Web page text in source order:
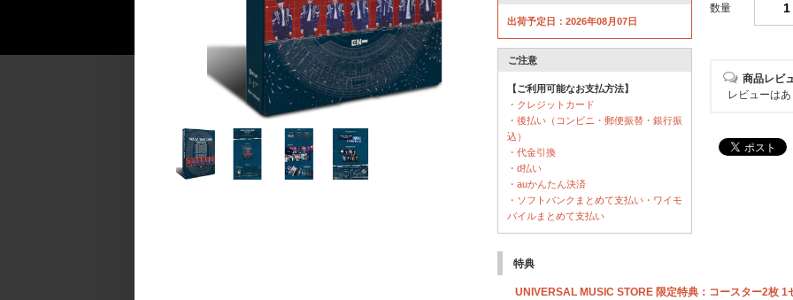
出荷予定日：2026年08月07日
ご注意
【ご利用可能なお支払方法】
・クレジットカード
・後払い（コンビニ・郵便振替・銀行振
込）
・代金引換
・d払い
・auかんたん決済
・ソフトバンクまとめて支払い・ワイモ
バイルまとめて支払い
数量
商品レビ
レビューは
特典
UNIVERSAL MUSIC STORE 限定特典：コースター2枚 1